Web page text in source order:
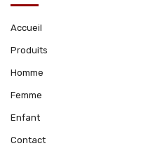
Accueil
Produits
Homme
Femme
Enfant
Contact